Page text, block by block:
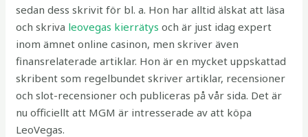
sedan dess skrivit för bl. a. Hon har alltid älskat att läsa
och skriva leovegas kierrätys och är just idag expert
inom ämnet online casinon, men skriver även
finansrelaterade artiklar. Hon är en mycket uppskattad
skribent som regelbundet skriver artiklar, recensioner
och slot-recensioner och publiceras på vår sida. Det är
nu officiellt att MGM är intresserade av att köpa
LeoVegas.